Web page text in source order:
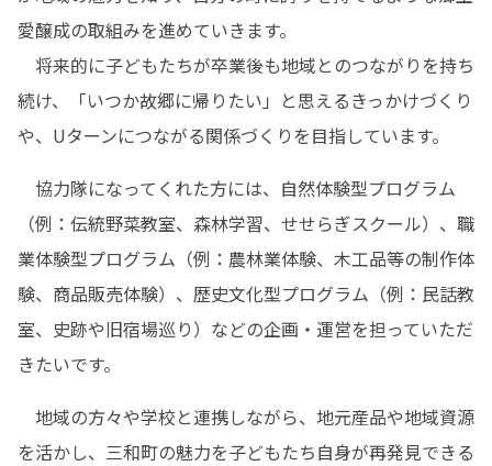
愛醸成の取組みを進めていきます。
将来的に子どもたちが卒業後も地域とのつながりを持ち
続け、「いつか故郷に帰りたい」と思えるきっかけづくり
や、Uターンにつながる関係づくりを目指しています。
協力隊になってくれた方には、自然体験型プログラム
（例：伝統野菜教室、森林学習、せせらぎスクール）、職
業体験型プログラム（例：農林業体験、木工品等の制作体
験、商品販売体験）、歴史文化型プログラム（例：民話教
室、史跡や旧宿場巡り）などの企画・運営を担っていただ
きたいです。
地域の方々や学校と連携しながら、地元産品や地域資源
を活かし、三和町の魅力を子どもたち自身が再発見できる